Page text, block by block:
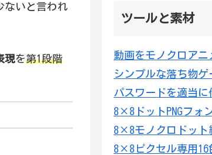
ないと言われ
現を第1段階
ツールと素材
動画をモノクロアニ
シンプルな落ち物ゲ
パスワードを適当に
8×8ドットPNGフォ
8×8モノクロドット
8×8ピクセル専用16